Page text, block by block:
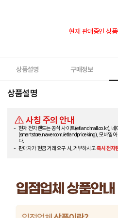
현재 판매중인 상
상품설명 구매정보
상품설명
사칭 주의 안내
현재 전자랜드는 공식 사이트(etlandmall.co.kr), 네
(smartstore.naver.com/etlandpriceking), 모바일
다.
판매자가 현금 거래 요구 시, 거부하시고즉시 전자